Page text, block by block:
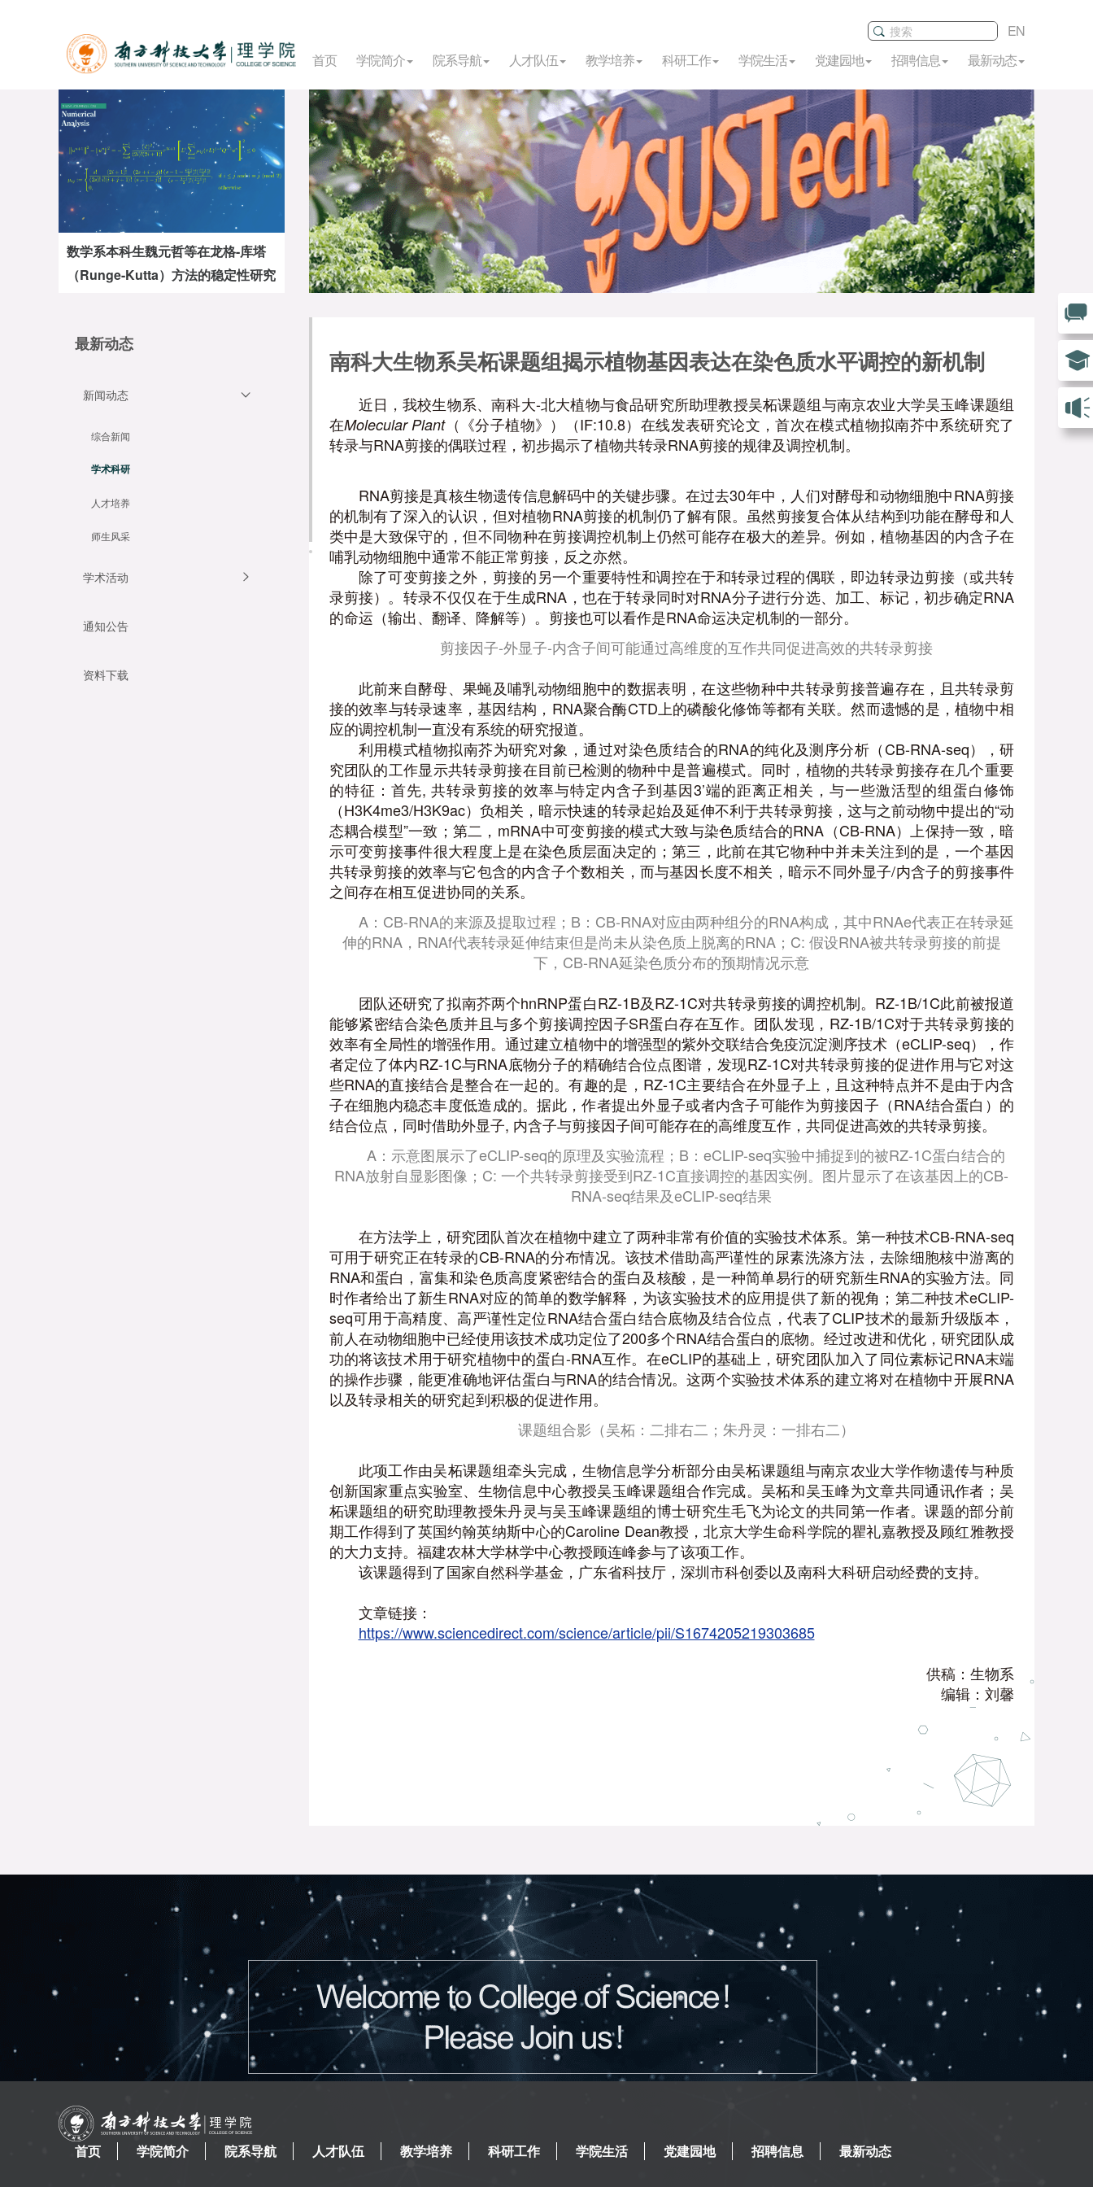
EN
首页
学院简介 院系导航 人才队伍 教学培养 科研工作 学院生活 党建园地 招聘信息 最新动态
数学系本科生魏元哲等在龙格-库塔
（Runge-Kutta）方法的稳定性研究
最新动态
新闻动态
综合新闻
学术科研
人才培养
师生风采
学术活动
通知公告
资料下载
南科大生物系吴柘课题组揭示植物基因表达在染色质水平调控的新机制
近日，我校生物系、南科大-北大植物与食品研究所助理教授吴柘课题组与南京农业大学吴玉峰课题组
在Molecular Plant（《分子植物》）（IF:10.8）在线发表研究论文，首次在模式植物拟南芥中系统研究了
转录与RNA剪接的偶联过程，初步揭示了植物共转录RNA剪接的规律及调控机制。
RNA剪接是真核生物遗传信息解码中的关键步骤。在过去30年中，人们对酵母和动物细胞中RNA剪接
的机制有了深入的认识，但对植物RNA剪接的机制仍了解有限。虽然剪接复合体从结构到功能在酵母和人
类中是大致保守的，但不同物种在剪接调控机制上仍然可能存在极大的差异。例如，植物基因的内含子在
哺乳动物细胞中通常不能正常剪接，反之亦然。
除了可变剪接之外，剪接的另一个重要特性和调控在于和转录过程的偶联，即边转录边剪接（或共转
录剪接）。转录不仅仅在于生成RNA，也在于转录同时对RNA分子进行分选、加工、标记，初步确定RNA
的命运（输出、翻译、降解等）。剪接也可以看作是RNA命运决定机制的一部分。
剪接因子-外显子-内含子间可能通过高维度的互作共同促进高效的共转录剪接
此前来自酵母、果蝇及哺乳动物细胞中的数据表明，在这些物种中共转录剪接普遍存在，且共转录剪
接的效率与转录速率，基因结构，RNA聚合酶CTD上的磷酸化修饰等都有关联。然而遗憾的是，植物中相
应的调控机制一直没有系统的研究报道。
利用模式植物拟南芥为研究对象，通过对染色质结合的RNA的纯化及测序分析（CB-RNA-seq），研
究团队的工作显示共转录剪接在目前已检测的物种中是普遍模式。同时，植物的共转录剪接存在几个重要
的特征：首先, 共转录剪接的效率与特定内含子到基因3’端的距离正相关，与一些激活型的组蛋白修饰
（H3K4me3/H3K9ac）负相关，暗示快速的转录起始及延伸不利于共转录剪接，这与之前动物中提出的“动
态耦合模型”一致；第二，mRNA中可变剪接的模式大致与染色质结合的RNA（CB-RNA）上保持一致，暗
示可变剪接事件很大程度上是在染色质层面决定的；第三，此前在其它物种中并未关注到的是，一个基因
共转录剪接的效率与它包含的内含子个数相关，而与基因长度不相关，暗示不同外显子/内含子的剪接事件
之间存在相互促进协同的关系。
A：CB-RNA的来源及提取过程；B：CB-RNA对应由两种组分的RNA构成，其中RNAe代表正在转录延
伸的RNA，RNAf代表转录延伸结束但是尚未从染色质上脱离的RNA；C: 假设RNA被共转录剪接的前提
下，CB-RNA延染色质分布的预期情况示意
团队还研究了拟南芥两个hnRNP蛋白RZ-1B及RZ-1C对共转录剪接的调控机制。RZ-1B/1C此前被报道
能够紧密结合染色质并且与多个剪接调控因子SR蛋白存在互作。团队发现，RZ-1B/1C对于共转录剪接的
效率有全局性的增强作用。通过建立植物中的增强型的紫外交联结合免疫沉淀测序技术（eCLIP-seq），作
者定位了体内RZ-1C与RNA底物分子的精确结合位点图谱，发现RZ-1C对共转录剪接的促进作用与它对这
些RNA的直接结合是整合在一起的。有趣的是，RZ-1C主要结合在外显子上，且这种特点并不是由于内含
子在细胞内稳态丰度低造成的。据此，作者提出外显子或者内含子可能作为剪接因子（RNA结合蛋白）的
结合位点，同时借助外显子, 内含子与剪接因子间可能存在的高维度互作，共同促进高效的共转录剪接。
A：示意图展示了eCLIP-seq的原理及实验流程；B：eCLIP-seq实验中捕捉到的被RZ-1C蛋白结合的
RNA放射自显影图像；C: 一个共转录剪接受到RZ-1C直接调控的基因实例。图片显示了在该基因上的CB-
RNA-seq结果及eCLIP-seq结果
在方法学上，研究团队首次在植物中建立了两种非常有价值的实验技术体系。第一种技术CB-RNA-seq
可用于研究正在转录的CB-RNA的分布情况。该技术借助高严谨性的尿素洗涤方法，去除细胞核中游离的
RNA和蛋白，富集和染色质高度紧密结合的蛋白及核酸，是一种简单易行的研究新生RNA的实验方法。同
时作者给出了新生RNA对应的简单的数学解释，为该实验技术的应用提供了新的视角；第二种技术eCLIP-
seq可用于高精度、高严谨性定位RNA结合蛋白结合底物及结合位点，代表了CLIP技术的最新升级版本，
前人在动物细胞中已经使用该技术成功定位了200多个RNA结合蛋白的底物。经过改进和优化，研究团队成
功的将该技术用于研究植物中的蛋白-RNA互作。在eCLIP的基础上，研究团队加入了同位素标记RNA末端
的操作步骤，能更准确地评估蛋白与RNA的结合情况。这两个实验技术体系的建立将对在植物中开展RNA
以及转录相关的研究起到积极的促进作用。
课题组合影（吴柘：二排右二；朱丹灵：一排右二）
此项工作由吴柘课题组牵头完成，生物信息学分析部分由吴柘课题组与南京农业大学作物遗传与种质
创新国家重点实验室、生物信息中心教授吴玉峰课题组合作完成。吴柘和吴玉峰为文章共同通讯作者；吴
柘课题组的研究助理教授朱丹灵与吴玉峰课题组的博士研究生毛飞为论文的共同第一作者。课题的部分前
期工作得到了英国约翰英纳斯中心的Caroline Dean教授，北京大学生命科学院的瞿礼嘉教授及顾红雅教授
的大力支持。福建农林大学林学中心教授顾连峰参与了该项工作。
该课题得到了国家自然科学基金，广东省科技厅，深圳市科创委以及南科大科研启动经费的支持。
文章链接：
https://www.sciencedirect.com/science/article/pii/S1674205219303685
供稿：生物系
编辑：刘馨
首页 学院简介 院系导航 人才队伍 教学培养 科研工作 学院生活 党建园地 招聘信息 最新动态